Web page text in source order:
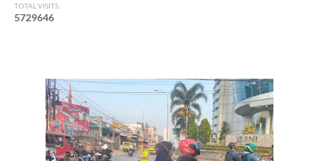
TOTAL VISITS :
5729646